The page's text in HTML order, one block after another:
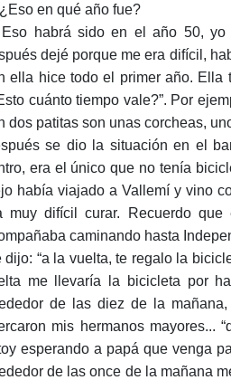
en qué año fue?
Eso habrá sido en el año 50, yo
dejé porque me era difícil,
ella hice todo el primer año. Ella
cuánto tiempo vale?”. Por
dos patitas son unas corcheas,
se dio la situación en el
era el único que no tenía
había viajado a Vallemí y vino
muy difícil curar. Recuerdo
caminando hasta
dijo: “a la vuelta, te regalo la
me llevaría la bicicleta por
de las diez de la
mis hermanos mayores...
esperando a papá que venga
de las once de la mañana